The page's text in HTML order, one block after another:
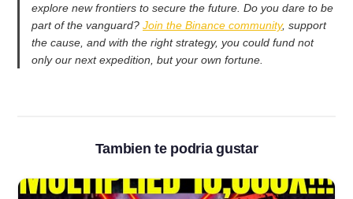
explore new frontiers to secure the future. Do you dare to be
part of the vanguard? Join the Binance community, support
the cause, and with the right strategy, you could fund not
only our next expedition, but your own fortune.
Tambien te podria gustar